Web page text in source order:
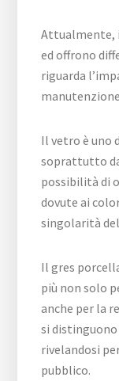
Attualmente,
ed offrono
riguarda
Il vetro è uno
soprattutto
possibilità di
dovute ai
singolarità
Il gres
più non solo
anche per la
si distinguono
rivelandosi
pubblico.